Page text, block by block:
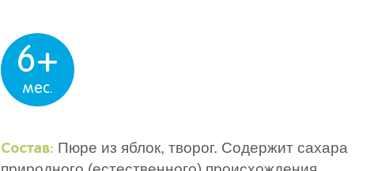
6+
мес.
Состав: Пюре из яблок, творог. Содержит сахара